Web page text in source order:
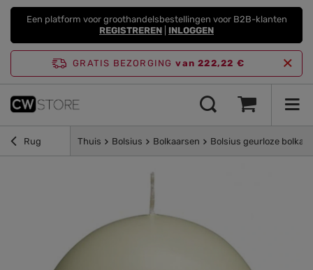
Een platform voor groothandelsbestellingen voor B2B-klanten
REGISTREREN
INLOGGEN
GRATIS BEZORGING van 222,22 €
Rug Thuis Bolsius Bolkaarsen Bolsius geurloze